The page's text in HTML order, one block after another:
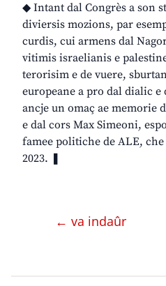
◆ Intant dal Congrès a son
diviersis mozions, par
curdis, cui armens dal
vitimis israelianis e
terorisim e de vuere,
europeane a pro dal dialic e
ancje un omaç ae memorie
e dal cors Max Simeoni,
famee politiche de ALE,
2023. ❚
← va indaûr